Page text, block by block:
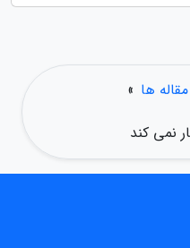
ها »
نمی کند